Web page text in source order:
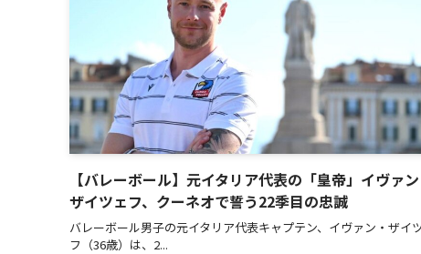
【バレーボール】元イタリア代表の「皇帝」イヴァン
ザイツェフ、クーネオで誓う22季目の忠誠
バレーボール男子の元イタリア代表キャプテン、イヴァン・ザイ
フ（36歳）は、2...